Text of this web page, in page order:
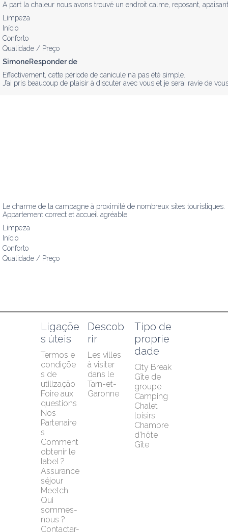
A part la chaleur nous avons trouvé un endroit calme, reposant,
Limpeza
Início
Conforto
Qualidade / Preço
SimoneResponder de
Effectivement, cette période de canicule n’a pas été simple.
J’ai pris beaucoup de plaisir à discuter avec vous et je serai ravie de
Le charme de la campagne à proximité de nombreux sites touristiques.
Appartement correct et accueil agréable.
Limpeza
Início
Conforto
Qualidade / Preço
Ligaçõe
s úteis
Termos e
condiçõe
s de
utilização
Foire aux
questions
Nos
Partenaire
s
Comment
obtenir le
label ?
Assurance
séjour
Meetch
Qui
sommes-
nous ?
Contactar-
Descob
rir
Les villes
à visiter
dans le
Tarn-et-
Garonne
Tipo de
proprie
dade
City Break
Gîte de
groupe
Camping
Chalet
loisirs
Chambre
d'hôte
Gîte